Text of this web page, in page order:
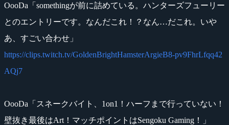
OooDa「somethingが前に詰めている。ハンターズフューリー
とのエントリーです。なんだこれ！？なん…だこれ。いや
あ、すごい合わせ」
https://clips.twitch.tv/GoldenBrightHamsterArgieB8-pv9FhrLfqq42
AQj7
OooDa「スネークバイト、1on1！ハーフまで行っていない！
壁抜き最後はArt！マッチポイントはSengoku Gaming！」